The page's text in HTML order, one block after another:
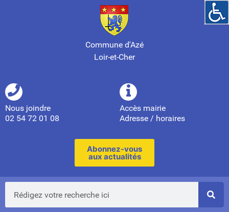
Commune d'Azé
Loir-et-Cher
Nous joindre
02 54 72 01 08
Accès mairie
Adresse / horaires
Abonnez-vous
aux actualités